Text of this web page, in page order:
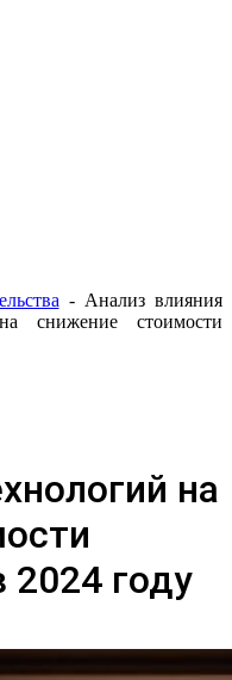
- Анализ влияния
снижение стоимости
на
2024 году